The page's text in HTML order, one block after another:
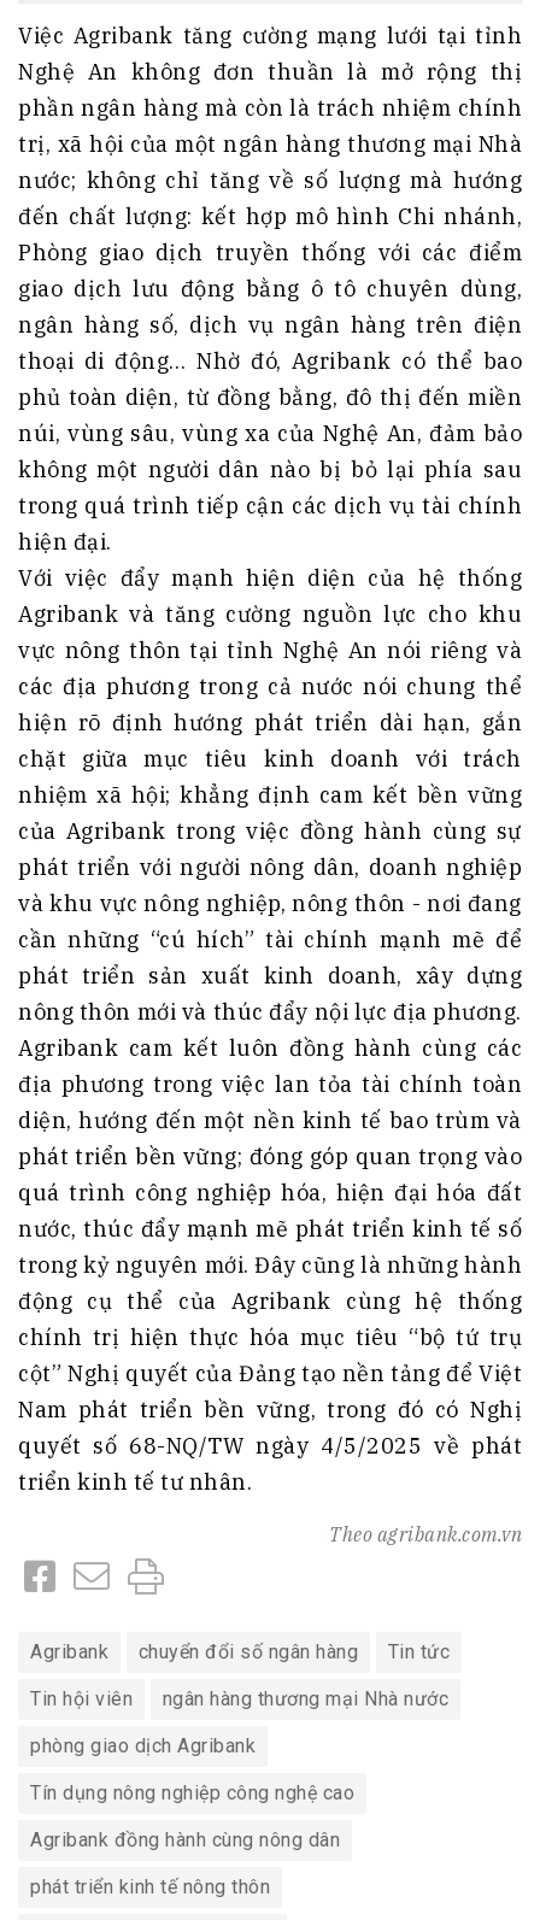
Việc Agribank tăng cường mạng lưới tại tỉnh
Nghệ An không đơn thuần là mở rộng thị
phần ngân hàng mà còn là trách nhiệm chính
trị, xã hội của một ngân hàng thương mại Nhà
nước; không chỉ tăng về số lượng mà hướng
đến chất lượng: kết hợp mô hình Chi nhánh,
Phòng giao dịch truyền thống với các điểm
giao dịch lưu động bằng ô tô chuyên dùng,
ngân hàng số, dịch vụ ngân hàng trên điện
thoại di động… Nhờ đó, Agribank có thể bao
phủ toàn diện, từ đồng bằng, đô thị đến miền
núi, vùng sâu, vùng xa của Nghệ An, đảm bảo
không một người dân nào bị bỏ lại phía sau
trong quá trình tiếp cận các dịch vụ tài chính
hiện đại.
Với việc đẩy mạnh hiện diện của hệ thống
Agribank và tăng cường nguồn lực cho khu
vực nông thôn tại tỉnh Nghệ An nói riêng và
các địa phương trong cả nước nói chung thể
hiện rõ định hướng phát triển dài hạn, gắn
chặt giữa mục tiêu kinh doanh với trách
nhiệm xã hội; khẳng định cam kết bền vững
của Agribank trong việc đồng hành cùng sự
phát triển với người nông dân, doanh nghiệp
và khu vực nông nghiệp, nông thôn - nơi đang
cần những “cú hích” tài chính mạnh mẽ để
phát triển sản xuất kinh doanh, xây dựng
nông thôn mới và thúc đẩy nội lực địa phương.
Agribank cam kết luôn đồng hành cùng các
địa phương trong việc lan tỏa tài chính toàn
diện, hướng đến một nền kinh tế bao trùm và
phát triển bền vững; đóng góp quan trọng vào
quá trình công nghiệp hóa, hiện đại hóa đất
nước, thúc đẩy mạnh mẽ phát triển kinh tế số
trong kỷ nguyên mới. Đây cũng là những hành
động cụ thể của Agribank cùng hệ thống
chính trị hiện thực hóa mục tiêu “bộ tứ trụ
cột” Nghị quyết của Đảng tạo nền tảng để Việt
Nam phát triển bền vững, trong đó có Nghị
quyết số 68-NQ/TW ngày 4/5/2025 về phát
triển kinh tế tư nhân.
Theo agribank.com.vn
Agribank chuyển đổi số ngân hàng Tin tức
Tin hội viên ngân hàng thương mại Nhà nước
phòng giao dịch Agribank
Tín dụng nông nghiệp công nghệ cao
Agribank đồng hành cùng nông dân
phát triển kinh tế nông thôn